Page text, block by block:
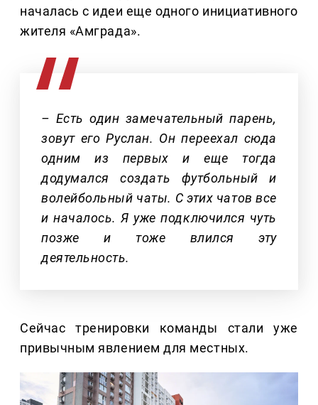
началась с идеи еще одного инициативного
жителя «Амграда».
– Есть один замечательный парень,
зовут его Руслан. Он переехал сюда
одним из первых и еще тогда
додумался создать футбольный и
волейбольный чаты. С этих чатов все
и началось. Я уже подключился чуть
позже и тоже влился эту
деятельность.
Сейчас тренировки команды стали уже
привычным явлением для местных.